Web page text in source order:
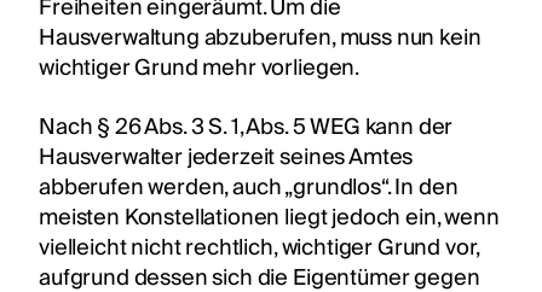
Hausverwaltung abzuberufen, muss nun kein
wichtiger Grund mehr vorliegen.
Nach § 26 Abs. 3 S. 1, Abs. 5 WEG kann der
Hausverwalter jederzeit seines Amtes
abberufen werden, auch „grundlos“. In den
meisten Konstellationen liegt jedoch ein, wenn
vielleicht nicht rechtlich, wichtiger Grund vor,
aufgrund dessen sich die Eigentümer gegen